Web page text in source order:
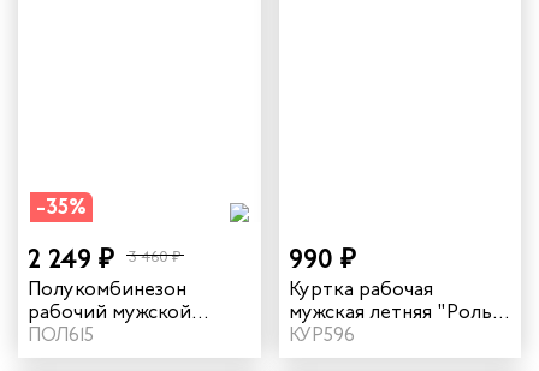
-35%
2 249 ₽ 3 460 ₽
Полукомбинезон
рабочий мужской
зимний "Прим" цвет
темно-синий
ПОЛ615
990 ₽
Куртка рабочая
мужская летняя "Рольф
2" цвет темно-синий/
бежевый
КУР596